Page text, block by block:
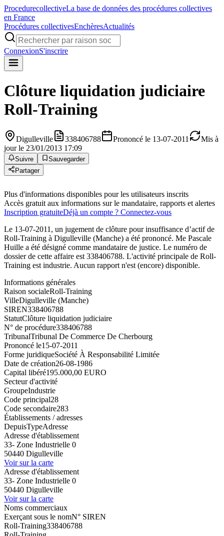
ProcedurecollectiveLa base de données des procédures collectives
en France
Procédures collectivesEnchèresActualités
ConnexionS'inscrire
Clôture liquidation judiciaire
Roll-Training
Digulleville 338406788 Prononcé le 13-07-2011
Mis à
jour le 23/01/2013 17:09
Suivre
Sauvegarder
Partager
Plus d'informations disponibles pour les utilisateurs inscrits
Accès gratuit aux informations sur le mandataire, rapports et alertes
Inscription gratuiteDéjà un compte ? Connectez-vous
Le 13-07-2011, un jugement de clôture pour insuffisance d’actif de
Roll-Training à Digulleville (Manche) a été prononcé. Me Pascale
Huille a été désigné comme mandataire de justice. Le numéro de
dossier de cette affaire est 338406788. L'activité principale de Roll-
Training est industrie. Aucun rapport n'est (encore) disponible.
Informations générales
Raison socialeRoll-Training
VilleDigulleville (Manche)
SIREN338406788
StatutClôture liquidation judiciaire
N° de procédure338406788
TribunalTribunal De Commerce De Cherbourg
Prononcé le15-07-2011
Forme juridiqueSociété À Responsabilité Limitée
Date de création26-08-1986
Capital libéré195.000,00 EURO
Secteur d'activité
GroupeIndustrie
Code principal28
Code secondaire283
Établissements / adresses
DepuisTypeAdresse
Adresse d'établissement
33- Zone Industrielle 0
50440 Digulleville
Voir sur la carte
Adresse d'établissement
33- Zone Industrielle 0
50440 Digulleville
Voir sur la carte
Noms commerciaux
Exerçant sous le nomN° SIREN
Roll-Training338406788